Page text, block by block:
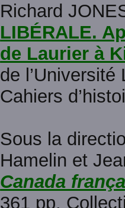
Richard
LIBÉRALE.
de Laurier à
de
Cahiers
Sous la
Hamelin et
Canada
361 pp.